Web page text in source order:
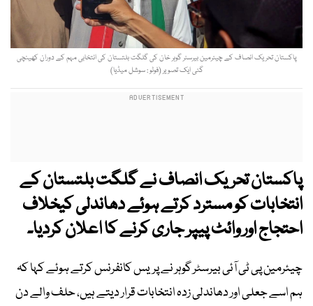
پاکستان تحریک انصاف کے چیئرمین بیرسٹر گوہر خان کی گلگت بلتستان کی انتخابی مہم کے دوران کھینچی
گئی ایک تصویر (ٖفوٹو : سوشل میڈیا)
پاکستان تحریک انصاف نے گلگت بلتستان کے
انتخابات کو مسترد کرتے ہوئے دھاندلی کیخلاف
احتجاج اور وائٹ پیپر جاری کرنے کا اعلان کردیا۔
چیئرمین پی ٹی آئی بیرسٹر گوہر نے پریس کانفرنس کرتے ہوئے کہا کہ
ہم اسے جعلی اور دھاندلی زدہ انتخابات قرار دیتے ہیں، حلف والے دن